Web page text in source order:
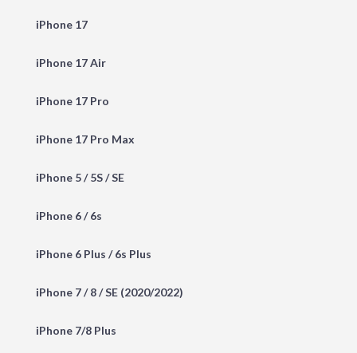
iPhone 17
iPhone 17 Air
iPhone 17 Pro
iPhone 17 Pro Max
iPhone 5 / 5S / SE
iPhone 6 / 6s
iPhone 6 Plus / 6s Plus
iPhone 7 / 8 / SE (2020/2022)
iPhone 7/8 Plus